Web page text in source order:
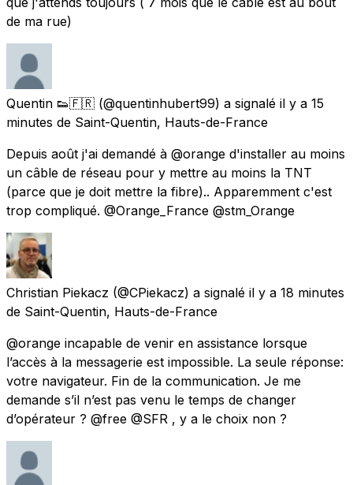
de ma rue)
Quentin 👟🇫🇷 (@quentinhubert99) a signalé il y a 15
minutes de Saint-Quentin, Hauts-de-France
Depuis août j'ai demandé à @orange d'installer au moins
un câble de réseau pour y mettre au moins la TNT
(parce que je doit mettre la fibre).. Apparemment c'est
trop compliqué. @Orange_France @stm_Orange
Christian Piekacz (@CPiekacz) a signalé il y a 18 minutes
de Saint-Quentin, Hauts-de-France
@orange incapable de venir en assistance lorsque
l’accès à la messagerie est impossible. La seule réponse:
votre navigateur. Fin de la communication. Je me
demande s’il n’est pas venu le temps de changer
d’opérateur ? @free @SFR , y a le choix non ?